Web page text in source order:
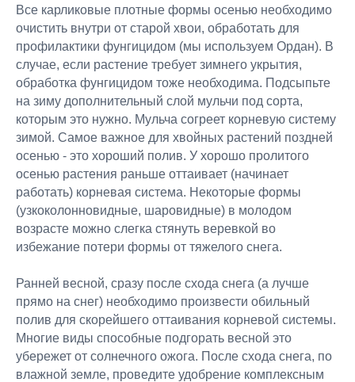
Все карликовые плотные формы осенью необходимо
очистить внутри от старой хвои, обработать для
профилактики фунгицидом (мы используем Ордан). В
случае, если растение требует зимнего укрытия,
обработка фунгицидом тоже необходима. Подсыпьте
на зиму дополнительный слой мульчи под сорта,
которым это нужно. Мульча согреет корневую систему
зимой. Самое важное для хвойных растений поздней
осенью - это хороший полив. У хорошо пролитого
осенью растения раньше оттаивает (начинает
работать) корневая система. Некоторые формы
(узкоколонновидные, шаровидные) в молодом
возрасте можно слегка стянуть веревкой во
избежание потери формы от тяжелого снега.
Ранней весной, сразу после схода снега (а лучше
прямо на снег) необходимо произвести обильный
полив для скорейшего оттаивания корневой системы.
Многие виды способные подгорать весной это
убережет от солнечного ожога. После схода снега, по
влажной земле, проведите удобрение комплексным